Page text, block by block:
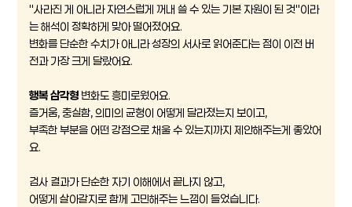
"사라진 게 아니라 자연스럽게 꺼내 쓸 수 있는 기본 자원이 된 것"이라
는 해석이 정확하게 맞아 떨어졌어요.
변화를 단순한 수치가 아니라 성장의 서사로 읽어준다는 점이 이전 버
전과 가장 크게 달랐어요.
행복 삼각형 변화도 흥미로웠어요.
즐거움, 충실함, 의미의 균형이 어떻게 달라졌는지 보이고,
부족한 부분을 어떤 강점으로 채울 수 있는지까지 제안해주는게 좋았어
요.
검사 결과가 단순한 자기 이해에서 끝나지 않고,
어떻게 살아갈지로 함께 고민해주는 느낌이 들었습니다.